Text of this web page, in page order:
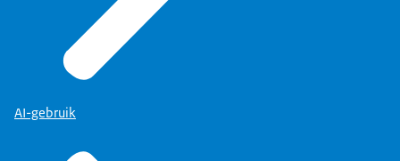
AI-gebruik